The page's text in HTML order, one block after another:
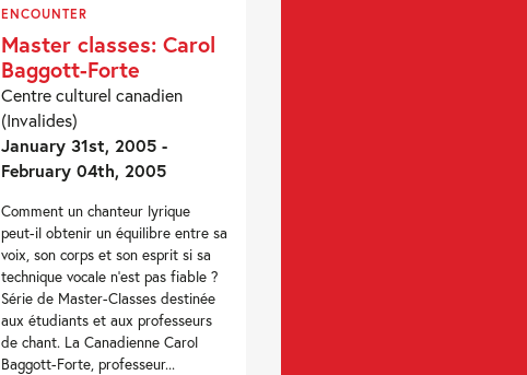
ENCOUNTER
Master classes: Carol
Baggott-Forte
Centre culturel canadien
(Invalides)
January 31st, 2005 -
February 04th, 2005
Comment un chanteur lyrique
peut-il obtenir un équilibre entre sa
voix, son corps et son esprit si sa
technique vocale n'est pas fiable ?
Série de Master-Classes destinée
aux étudiants et aux professeurs
de chant. La Canadienne Carol
Baggott-Forte, professeur...